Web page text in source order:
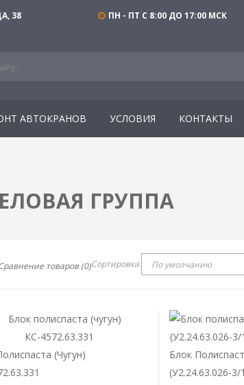
38 ПН - ПТ С 8:00 ДО 17:00 МСК
АВТОКРАНОВ УСЛОВИЯ КОНТАКТЫ
ГРУППА
товаров (0)Сортировка:
(чугун)
Блок
(У2.24.63.026-